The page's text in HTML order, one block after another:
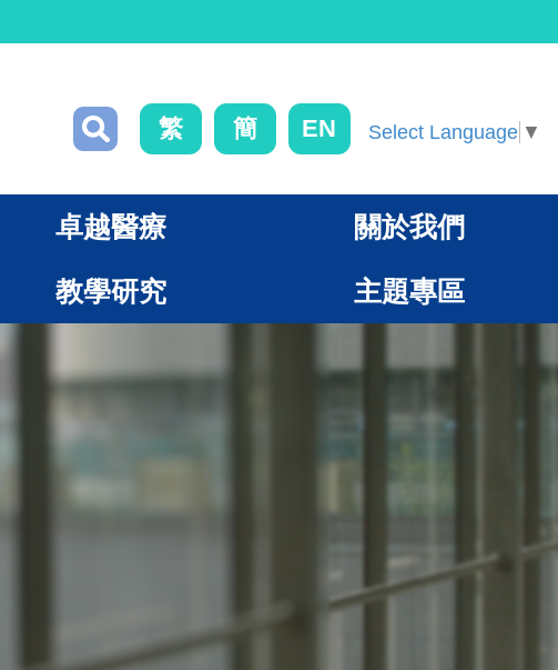
繁 簡 EN Select Language ▼
卓越醫療 關於我們
教學研究 主題專區